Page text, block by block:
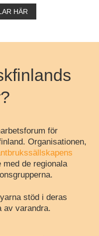
HÄR
för
Organisationen,
de regionala
stöd i deras
av varandra.